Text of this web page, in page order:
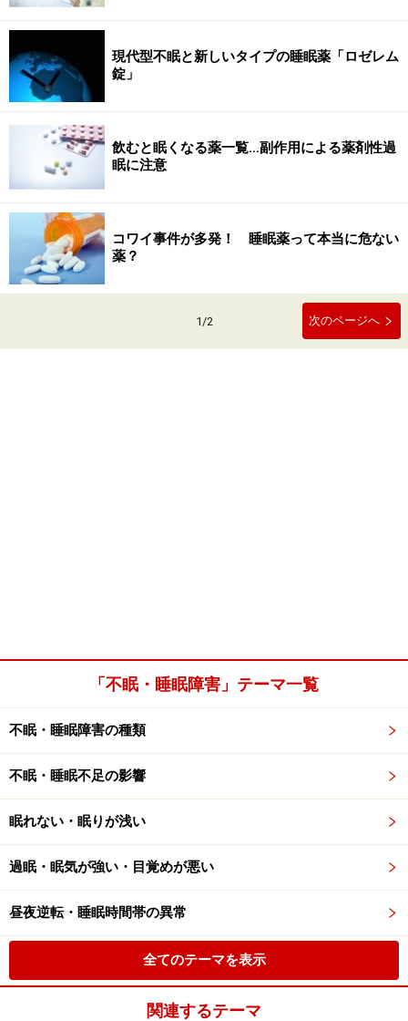
現代型不眠と新しいタイプの睡眠薬「ロゼレム
錠」
飲むと眠くなる薬一覧…副作用による薬剤性過
眠に注意
コワイ事件が多発！ 睡眠薬って本当に危ない
薬？
1/2 次のページへ
「不眠・睡眠障害」テーマ一覧
不眠・睡眠障害の種類
不眠・睡眠不足の影響
眠れない・眠りが浅い
過眠・眠気が強い・目覚めが悪い
昼夜逆転・睡眠時間帯の異常
全てのテーマを表示
関連するテーマ